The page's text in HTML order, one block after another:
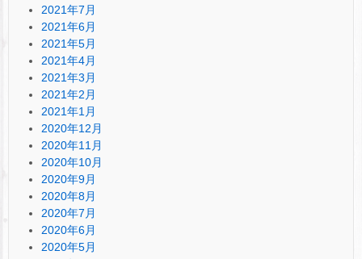
2021年7月
2021年6月
2021年5月
2021年4月
2021年3月
2021年2月
2021年1月
2020年12月
2020年11月
2020年10月
2020年9月
2020年8月
2020年7月
2020年6月
2020年5月